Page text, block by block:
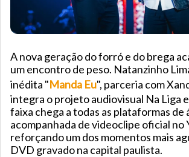
A nova geração do forró e do brega
um encontro de peso. Natanzinho
inédita "Manda Eu", parceria com
integra o projeto audiovisual Na Liga
faixa chega a todas as plataformas de
acompanhada de videoclipe oficial no
reforçando um dos momentos mais
DVD gravado na capital paulista.